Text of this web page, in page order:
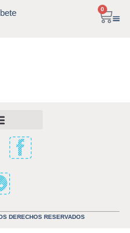
0
DERECHOS RESERVADOS